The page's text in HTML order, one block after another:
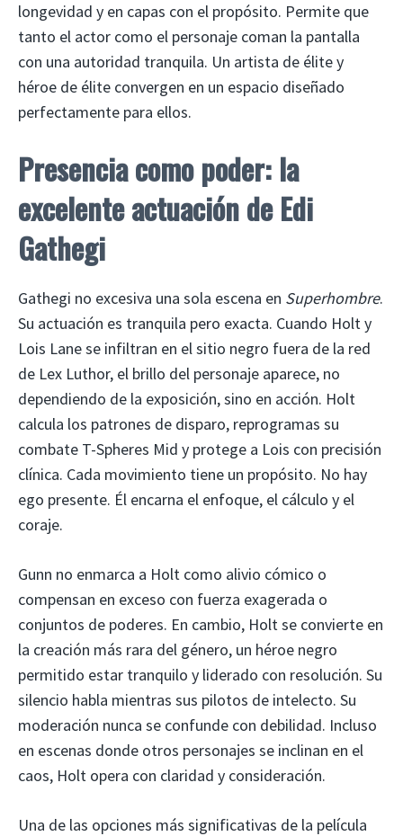
longevidad y en capas con el propósito. Permite que
tanto el actor como el personaje coman la pantalla
con una autoridad tranquila. Un artista de élite y
héroe de élite convergen en un espacio diseñado
perfectamente para ellos.
Presencia como poder: la
excelente actuación de Edi
Gathegi
Gathegi no excesiva una sola escena en Superhombre.
Su actuación es tranquila pero exacta. Cuando Holt y
Lois Lane se infiltran en el sitio negro fuera de la red
de Lex Luthor, el brillo del personaje aparece, no
dependiendo de la exposición, sino en acción. Holt
calcula los patrones de disparo, reprogramas su
combate T-Spheres Mid y protege a Lois con precisión
clínica. Cada movimiento tiene un propósito. No hay
ego presente. Él encarna el enfoque, el cálculo y el
coraje.
Gunn no enmarca a Holt como alivio cómico o
compensan en exceso con fuerza exagerada o
conjuntos de poderes. En cambio, Holt se convierte en
la creación más rara del género, un héroe negro
permitido estar tranquilo y liderado con resolución. Su
silencio habla mientras sus pilotos de intelecto. Su
moderación nunca se confunde con debilidad. Incluso
en escenas donde otros personajes se inclinan en el
caos, Holt opera con claridad y consideración.
Una de las opciones más significativas de la película